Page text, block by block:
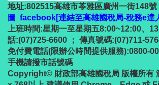
地址:802515高雄市苓雅區廣州一街148號
圖 facebook[連結至高雄國稅局-稅務e達
上班時間:星期一至星期五8:00~12:00、
話:(07)725-6600 ； 傳真號碼:(07)711-
免付費電話(限辦公時間提供服務):0800-
手機請撥市話號碼
Copyright© 財政部高雄國稅局 版權所有